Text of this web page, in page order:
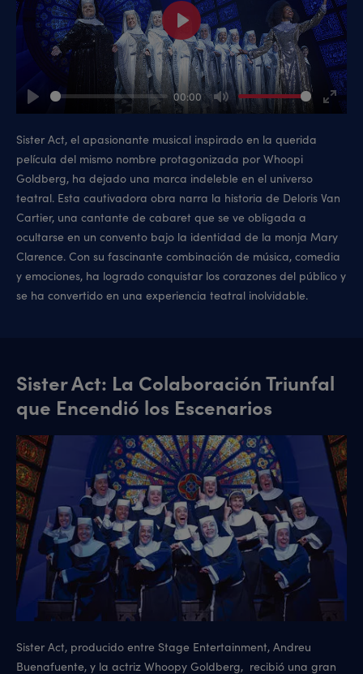
Sister Act, el apasionante musical inspirado en la querida
película del mismo nombre protagonizada por Whoopi
Goldberg, ha dejado una marca indeleble en el universo
teatral. Esta cautivadora obra narra la historia de Deloris Van
Cartier, una cantante de cabaret que se ve obligada a
ocultarse en un convento bajo la identidad de la monja Mary
Clarence. Con su fascinante combinación de música, comedia
y emociones, ha logrado conquistar los corazones del público y
se ha convertido en una experiencia teatral inolvidable.
Play
00:00
Mute
Enter
Play
Sister Act, producido entre Stage Entertainment, Andreu
Buenafuente, y la actriz Whoopy Goldberg, recibió una gran
Sister Act: La Colaboración Triunfal
que Encendió los Escenarios